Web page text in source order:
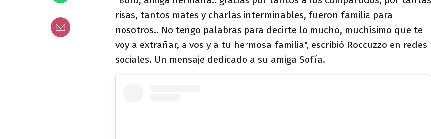
risas, tantos mates y charlas interminables, fueron familia para
nosotros.. No tengo palabras para decirte lo mucho, muchísimo que te
voy a extrañar, a vos y a tu hermosa familia", escribió Roccuzzo en redes
sociales. Un mensaje dedicado a su amiga Sofía.